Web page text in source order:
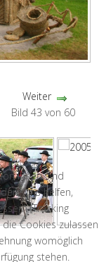
Weiter
Bild 43 von 60
ihnen sind
uns helfen,
(Tracking
Cookies zulassen
womöglich
stehen.